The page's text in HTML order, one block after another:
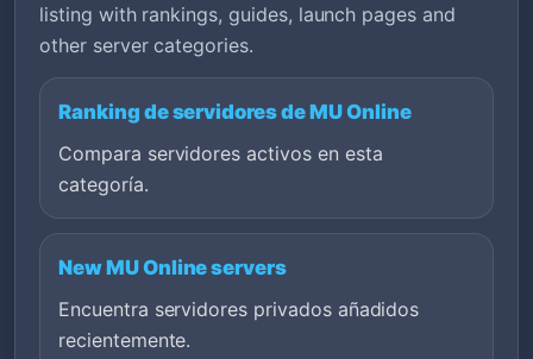
listing with rankings, guides, launch pages and
other server categories.
Ranking de servidores de MU Online
Compara servidores activos en esta
categoría.
New MU Online servers
Encuentra servidores privados añadidos
recientemente.